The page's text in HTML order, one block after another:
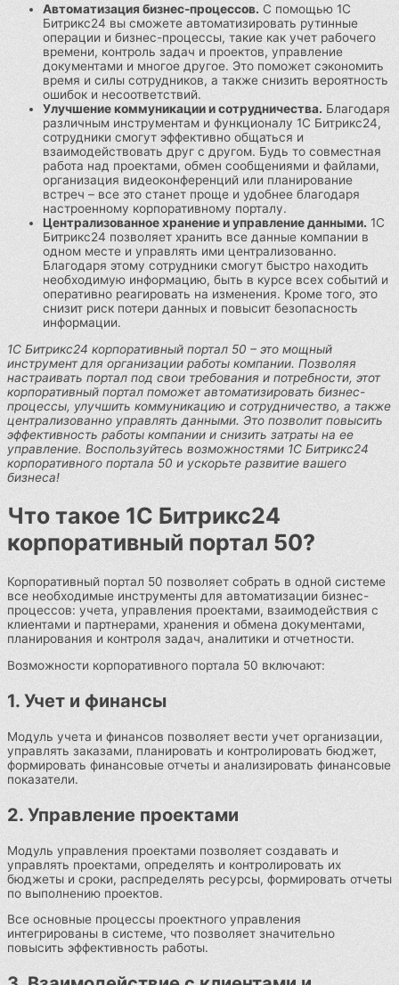
Автоматизация бизнес-процессов. С помощью 1С
Битрикс24 вы сможете автоматизировать рутинные
операции и бизнес-процессы, такие как учет рабочего
времени, контроль задач и проектов, управление
документами и многое другое. Это поможет сэкономить
время и силы сотрудников, а также снизить вероятность
ошибок и несоответствий.
Улучшение коммуникации и сотрудничества. Благодаря
различным инструментам и функционалу 1С Битрикс24,
сотрудники смогут эффективно общаться и
взаимодействовать друг с другом. Будь то совместная
работа над проектами, обмен сообщениями и файлами,
организация видеоконференций или планирование
встреч – все это станет проще и удобнее благодаря
настроенному корпоративному порталу.
Централизованное хранение и управление данными. 1С
Битрикс24 позволяет хранить все данные компании в
одном месте и управлять ими централизованно.
Благодаря этому сотрудники смогут быстро находить
необходимую информацию, быть в курсе всех событий и
оперативно реагировать на изменения. Кроме того, это
снизит риск потери данных и повысит безопасность
информации.
1С Битрикс24 корпоративный портал 50 – это мощный
инструмент для организации работы компании. Позволяя
настраивать портал под свои требования и потребности, этот
корпоративный портал поможет автоматизировать бизнес-
процессы, улучшить коммуникацию и сотрудничество, а также
централизованно управлять данными. Это позволит повысить
эффективность работы компании и снизить затраты на ее
управление. Воспользуйтесь возможностями 1С Битрикс24
корпоративного портала 50 и ускорьте развитие вашего
бизнеса!
Что такое 1С Битрикс24
корпоративный портал 50?
Корпоративный портал 50 позволяет собрать в одной системе
все необходимые инструменты для автоматизации бизнес-
процессов: учета, управления проектами, взаимодействия с
клиентами и партнерами, хранения и обмена документами,
планирования и контроля задач, аналитики и отчетности.
Возможности корпоративного портала 50 включают:
1. Учет и финансы
Модуль учета и финансов позволяет вести учет организации,
управлять заказами, планировать и контролировать бюджет,
формировать финансовые отчеты и анализировать финансовые
показатели.
2. Управление проектами
Модуль управления проектами позволяет создавать и
управлять проектами, определять и контролировать их
бюджеты и сроки, распределять ресурсы, формировать отчеты
по выполнению проектов.
Все основные процессы проектного управления
интегрированы в системе, что позволяет значительно
повысить эффективность работы.